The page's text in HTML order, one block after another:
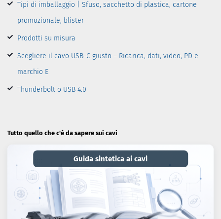
Tipi di imballaggio | Sfuso, sacchetto di plastica, cartone
promozionale, blister
Prodotti su misura
Scegliere il cavo USB-C giusto – Ricarica, dati, video, PD e
marchio E
Thunderbolt o USB 4.0
Tutto quello che c'è da sapere sui cavi
Guida sintetica ai cavi